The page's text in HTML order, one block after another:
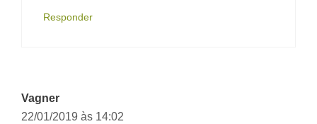
Responder
Vagner
22/01/2019 às 14:02